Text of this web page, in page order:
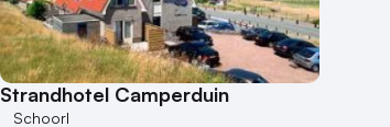
Strandhotel Camperduin
Schoorl